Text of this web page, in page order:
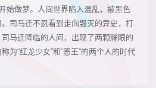
始做梦。人间世界陷入混乱，被黑色
司马迁不忍看到走向毁灭的异史，打
马迁降临的人间，出现了两颗耀眼的
为“红龙少女”和“恶王”的两个人的时代